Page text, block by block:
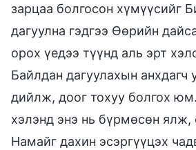
зарцаа болгосон хүмүүсийг
дагуулна гэдгээ Өөрийн
орох үедээ түүнд аль эрт
Байлдан дагуулахын анхдагч
дийлж, доог тохуу болгох
хэлэнд энэ нь бүрмөсөн ялж,
Намайг дахин эсэргүүцэх